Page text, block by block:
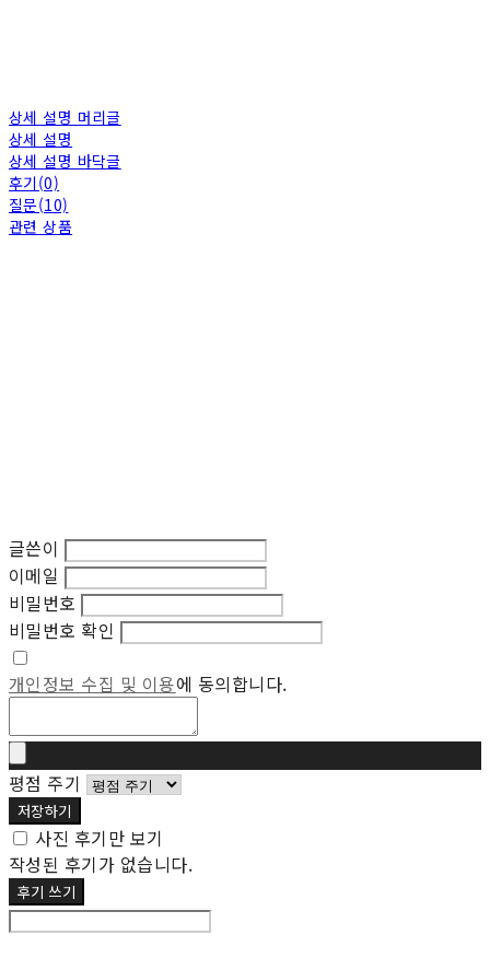
상세 설명 머리글
상세 설명
상세 설명 바닥글
후기(0)
질문(10)
관련 상품
글쓴이
이메일
비밀번호
비밀번호 확인
개인정보 수집 및 이용에 동의합니다.
평점 주기
저장하기
사진 후기만 보기
작성된 후기가 없습니다.
후기 쓰기